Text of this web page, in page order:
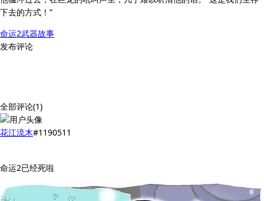
下去的方式！”
命运2武器故事
发布评论
全部评论(1)
花江流木#1190511
命运2已经死啦